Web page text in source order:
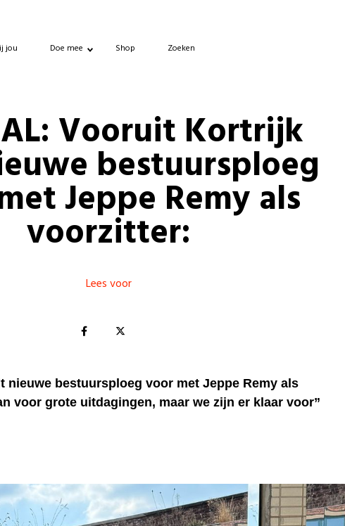
jou Doe mee Shop Zoeken
Vooruit Kortrijk
bestuursploeg
Jeppe Remy als
voorzitter:
Lees voor
nieuwe bestuursploeg voor met Jeppe Remy als
voor grote uitdagingen, maar we zijn er klaar voor”